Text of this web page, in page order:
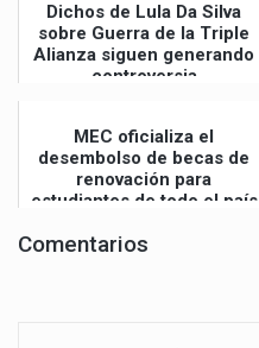
Dichos de Lula Da Silva
sobre Guerra de la Triple
Alianza siguen generando
controversia
MEC oficializa el
desembolso de becas de
renovación para
estudiantes de todo el país
Comentarios